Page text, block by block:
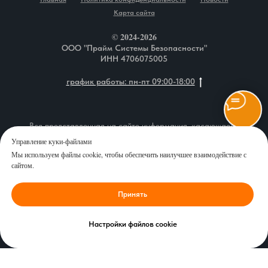
Управление куки-файлами
Мы используем файлы cookie, чтобы обеспечить наилучшее взаимодействие с
сайтом.
Принять
Настройки файлов cookie
Карта сайта
© 2024-2026
ООО "Прайм Системы Безопасности"
ИНН 4706075005
график работы: пн-пт 09:00-18:00
Вся представленная на сайте информация, касающаяся
описания товаров, технических характеристик, наличия на
стоимости продукции и сервисного обслуживания, носит
публичной офертой, определяемой положениями Статьи 437 (2)
Гражданского кодекса Российской Федерации. Перед
оформлением заказа рекомендуем уточнить у наших
специалистов интересующие Вас характеристики выбранных